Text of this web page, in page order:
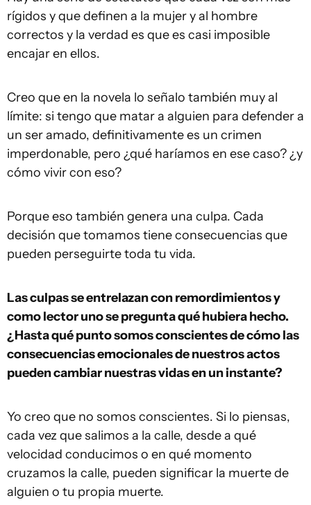
rígidos y que definen a la mujer y al hombre
correctos y la verdad es que es casi imposible
encajar en ellos.
Creo que en la novela lo señalo también muy al
límite: si tengo que matar a alguien para defender a
un ser amado, definitivamente es un crimen
imperdonable, pero ¿qué haríamos en ese caso? ¿y
cómo vivir con eso?
Porque eso también genera una culpa. Cada
decisión que tomamos tiene consecuencias que
pueden perseguirte toda tu vida.
Las culpas se entrelazan con remordimientos y
como lector uno se pregunta qué hubiera hecho.
¿Hasta qué punto somos conscientes de cómo las
consecuencias emocionales de nuestros actos
pueden cambiar nuestras vidas en un instante?
Yo creo que no somos conscientes. Si lo piensas,
cada vez que salimos a la calle, desde a qué
velocidad conducimos o en qué momento
cruzamos la calle, pueden significar la muerte de
alguien o tu propia muerte.